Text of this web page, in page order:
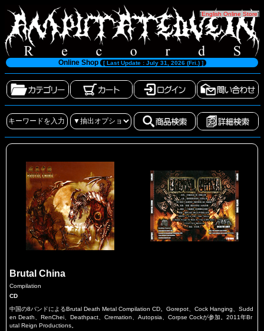
[English Online Store]
Online Shop [ Last Update : July 31, 2026 (Fri.) ]
Brutal China
Compilation
CD
中国の8バンドによるBrutal Death Metal Compilation CD。Gorepot、Cock Hanging、Sudd
en Death、RenChei、Deathpact、Cremation、Autopsia、Corpse Cockが参加。2011年Br
utal Reign Productions。